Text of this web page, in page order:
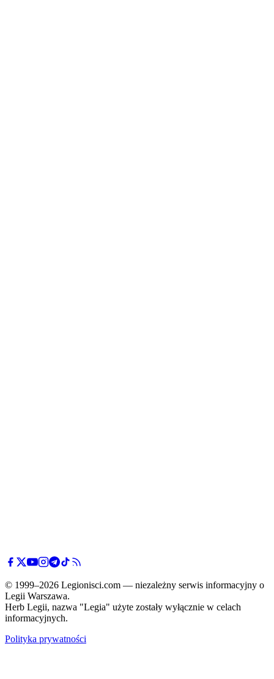
© 1999–2026 Legionisci.com — niezależny serwis informacyjny o
Legii Warszawa.
Herb Legii, nazwa "Legia" użyte zostały wyłącznie w celach
informacyjnych.
Polityka prywatności